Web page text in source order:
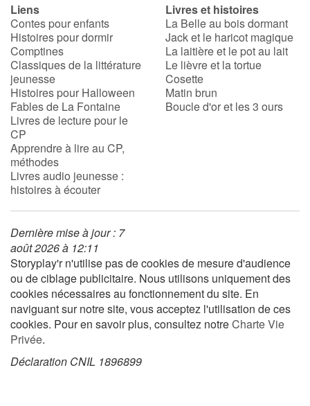
Liens
Contes pour enfants
Histoires pour dormir
Comptines
Classiques de la littérature
jeunesse
Histoires pour Halloween
Fables de La Fontaine
Livres de lecture pour le
CP
Apprendre à lire au CP,
méthodes
Livres audio jeunesse :
histoires à écouter
Livres et histoires
La Belle au bois dormant
Jack et le haricot magique
La laitière et le pot au lait
Le lièvre et la tortue
Cosette
Matin brun
Boucle d'or et les 3 ours
Dernière mise à jour : 7
août 2026 à 12:11
Storyplay'r n'utilise pas de cookies de mesure d'audience
ou de ciblage publicitaire. Nous utilisons uniquement des
cookies nécessaires au fonctionnement du site. En
naviguant sur notre site, vous acceptez l'utilisation de ces
cookies. Pour en savoir plus, consultez notreCharte Vie
Privée.
Déclaration CNIL 1896899